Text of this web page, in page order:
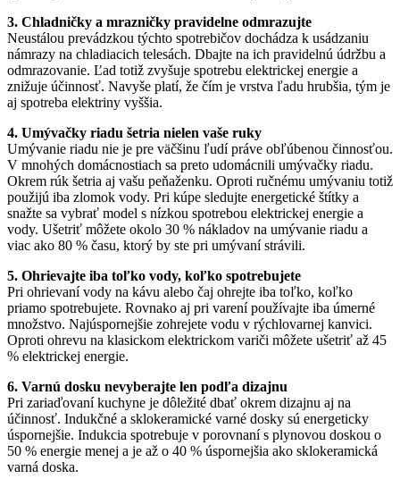
3. Chladničky a mrazničky pravidelne odmrazujte
Neustálou prevádzkou týchto spotrebičov dochádza k usádzaniu
námrazy na chladiacich telesách. Dbajte na ich pravidelnú údržbu a
odmrazovanie. Ľad totiž zvyšuje spotrebu elektrickej energie a
znižuje účinnosť. Navyše platí, že čím je vrstva ľadu hrubšia, tým je
aj spotreba elektriny vyššia.
4. Umývačky riadu šetria nielen vaše ruky
Umývanie riadu nie je pre väčšinu ľudí práve obľúbenou činnosťou.
V mnohých domácnostiach sa preto udomácnili umývačky riadu.
Okrem rúk šetria aj vašu peňaženku. Oproti ručnému umývaniu totiž
použijú iba zlomok vody. Pri kúpe sledujte energetické štítky a
snažte sa vybrať model s nízkou spotrebou elektrickej energie a
vody. Ušetriť môžete okolo 30 % nákladov na umývanie riadu a
viac ako 80 % času, ktorý by ste pri umývaní strávili.
5. Ohrievajte iba toľko vody, koľko spotrebujete
Pri ohrievaní vody na kávu alebo čaj ohrejte iba toľko, koľko
priamo spotrebujete. Rovnako aj pri varení používajte iba úmerné
množstvo. Najúspornejšie zohrejete vodu v rýchlovarnej kanvici.
Oproti ohrevu na klasickom elektrickom variči môžete ušetriť až 45
% elektrickej energie.
6. Varnú dosku nevyberajte len podľa dizajnu
Pri zariaďovaní kuchyne je dôležité dbať okrem dizajnu aj na
účinnosť. Indukčné a sklokeramické varné dosky sú energeticky
úspornejšie. Indukcia spotrebuje v porovnaní s plynovou doskou o
50 % energie menej a je až o 40 % úspornejšia ako sklokeramická
varná doska.